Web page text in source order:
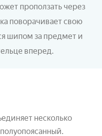
проползать через
поворачивает свою
шипом за предмет и
вперед.
несколько